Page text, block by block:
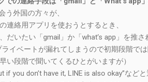
う外国の方々が、
連絡用アプリを使おうとするとき、
だいたい「gmail」か「what’s app」を推さ
ライベートが漏れてしまうので初期段階では
い段階で聞いてくるひとがいますが）
if you don’t have it, LINE is also okay”など